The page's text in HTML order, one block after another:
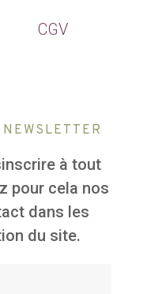
CGV
à tout
pour cela nos
dans les
du site.